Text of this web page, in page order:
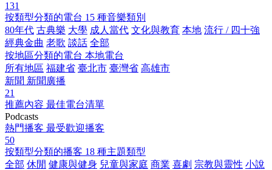
131
按類型分類的電台 15 種音樂類別
80年代 古典樂 大學 成人當代 文化與教育 本地 流行 / 四十強
經典金曲 老歌 談話 全部
按地區分類的電台 本地電台
所有地區 福建省 臺北市 臺灣省 高雄市
新聞 新聞廣播
21
推薦內容 最佳電台清單
Podcasts
熱門播客 最受歡迎播客
50
按類型分類的播客 18 種主題類型
全部 休閒 健康與健身 兒童與家庭 商業 喜劇 宗教與靈性 小說